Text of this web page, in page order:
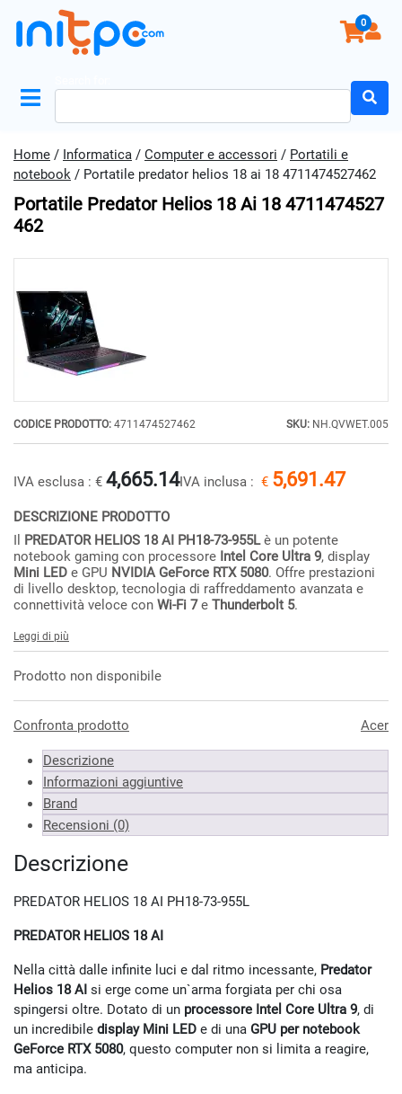
0
Home / Informatica / Computer e accessori / Portatili e
notebook / Portatile predator helios 18 ai 18 4711474527462
Portatile Predator Helios 18 Ai 18 4711474527
462
CODICE PRODOTTO: 4711474527462 SKU: NH.QVWET.005
IVA esclusa : € 4,665.14IVA inclusa : € 5,691.47
DESCRIZIONE PRODOTTO
Il PREDATOR HELIOS 18 AI PH18-73-955Lè un potente
notebook gaming con processore Intel Core Ultra 9, display
Mini LED e GPU NVIDIA GeForce RTX 5080. Offre prestazioni
di livello desktop, tecnologia di raffreddamento avanzata e
connettività veloce con Wi-Fi 7e Thunderbolt 5.
Leggi di più
Prodotto non disponibile
Confronta prodotto Acer
Descrizione
Informazioni aggiuntive
Brand
Recensioni (0)
Descrizione
PREDATOR HELIOS 18 AI PH18-73-955L
PREDATOR HELIOS 18 AI
Nella città dalle infinite luci e dal ritmo incessante, Predator
Helios 18 AI si erge come un`arma forgiata per chi osa
spingersi oltre. Dotato di un processore Intel Core Ultra 9, di
un incredibile display Mini LED e di una GPU per notebook
GeForce RTX 5080, questo computer non si limita a reagire,
ma anticipa.